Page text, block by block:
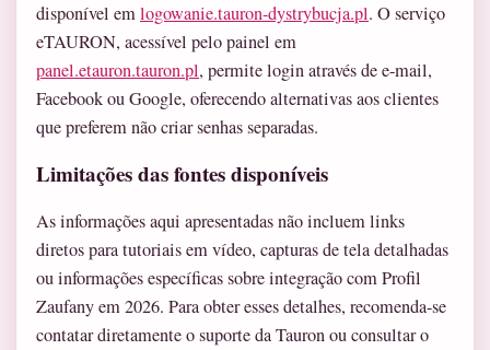
disponível emlogowanie.tauron-dystrybucja.pl. O serviço
eTAURON, acessível pelo painel em
panel.etauron.tauron.pl, permite login através de e-mail,
Facebook ou Google, oferecendo alternativas aos clientes
que preferem não criar senhas separadas.
Limitações das fontes disponíveis
As informações aqui apresentadas não incluem links
diretos para tutoriais em vídeo, capturas de tela detalhadas
ou informações específicas sobre integração com Profil
Zaufany em 2026. Para obter esses detalhes, recomenda-se
contatar diretamente o suporte da Tauron ou consultar o